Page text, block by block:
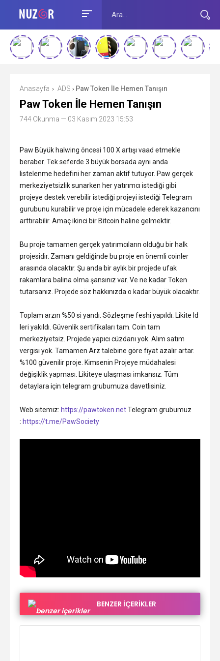
Anasayfa › ADS › Paw Token İle Hemen Tanışın
Paw Token İle Hemen Tanışın
744 Okunma — 03 Kasım 2023 15:53
Paw Büyük halwing öncesi 100 X artışı vaad etmekle
beraber. Tek seferde 3 büyük borsada aynı anda
listelenme hedefini her zaman aktif tutuyor. Paw gerçek
merkeziyetsizlik sunarken her yatırımcı istediği gibi
projeye destek verebilir istediği projeyi istediği Telegram
gurubunu kurabilir ve proje için mücadele ederek kazancını
arttırabilir. Amaç ikinci bir Bitcoin haline gelmektir.
Bu proje tamamen gerçek yatırımcıların olduğu bir halk
projesidir. Zamanı geldiğinde bu proje en önemli coinler
arasında olacaktır. Şu anda bir aylık bir projede ufak
rakamlara balina olma şansınız var. Ve ne kadar Token
tutarsanız. Projede söz hakkınızda o kadar büyük olacaktır.
Toplam arzın %50 si yandı. Sözleşme feshi yapıldı. Likite Id
leri yakıldı. Güvenlik sertifikaları tam. Coin tam
merkeziyetsiz. Projede yapıcı cüzdanı yok. Alım satım
vergisi yok. Tamamen Arz talebine göre fiyat azalır artar.
%100 güvenilir proje. Kimsenin Projeye müdahalesi
değişiklik yapması. Likiteye ulaşması imkansız. Tüm
detaylara için telegram grubumuza davetlisiniz.
Web sitemiz: https://pawtoken.netTelegram grubumuz
: https://t.me/PawSociety
BENZER İÇERİKLER